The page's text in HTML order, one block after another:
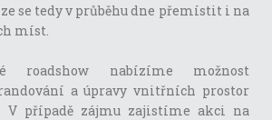
se tedy v průběhu dne přemístit i na
míst.
roadshow nabízíme možnost
a úpravy vnitřních prostor
V případě zájmu zajistíme akci na